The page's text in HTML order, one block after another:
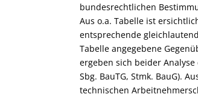
bundesrechtlichen
Aus o.a. Tabelle ist
entsprechende
Tabelle angegebene
ergeben sich beider
Sbg. BauTG, Stmk. BauG).
technischen